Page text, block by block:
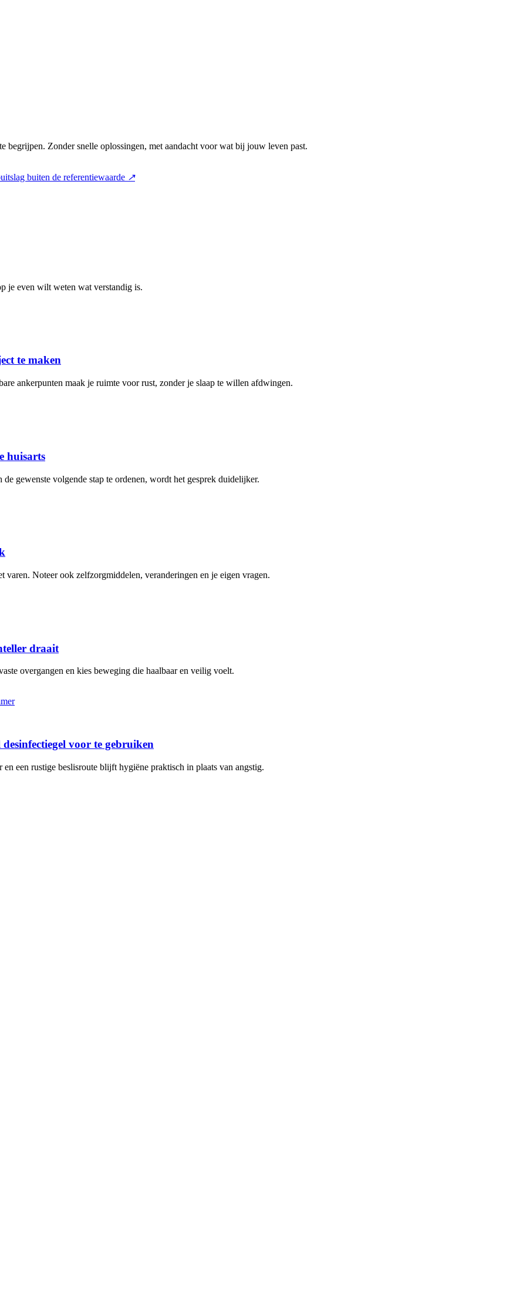
begrijpen. Zonder snelle oplossingen, met aandacht voor wat bij jouw leven past.
buiten de referentiewaarde ↗
je even wilt weten wat verstandig is.
te maken
ankerpunten maak je ruimte voor rust, zonder je slaap te willen afdwingen.
huisarts
gewenste volgende stap te ordenen, wordt het gesprek duidelijker.
Noteer ook zelfzorgmiddelen, veranderingen en je eigen vragen.
draait
overgangen en kies beweging die haalbaar en veilig voelt.
voor te gebruiken
een rustige beslisroute blijft hygiëne praktisch in plaats van angstig.